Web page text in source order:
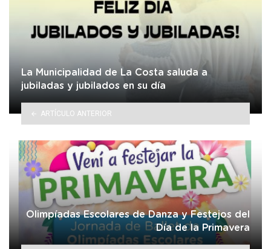
La Municipalidad de La Costa saluda a
jubiladas y jubilados en su día
ARTÍCULO ANTERIOR
Olimpíadas Escolares de Danza y Festejos del
Día de la Primavera